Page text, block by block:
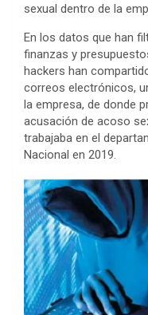
sexual dentro de la
En los datos que han
finanzas y
hackers han
correos electrónicos,
la empresa, de donde
acusación de acoso
trabajaba en el
Nacional en 2019.